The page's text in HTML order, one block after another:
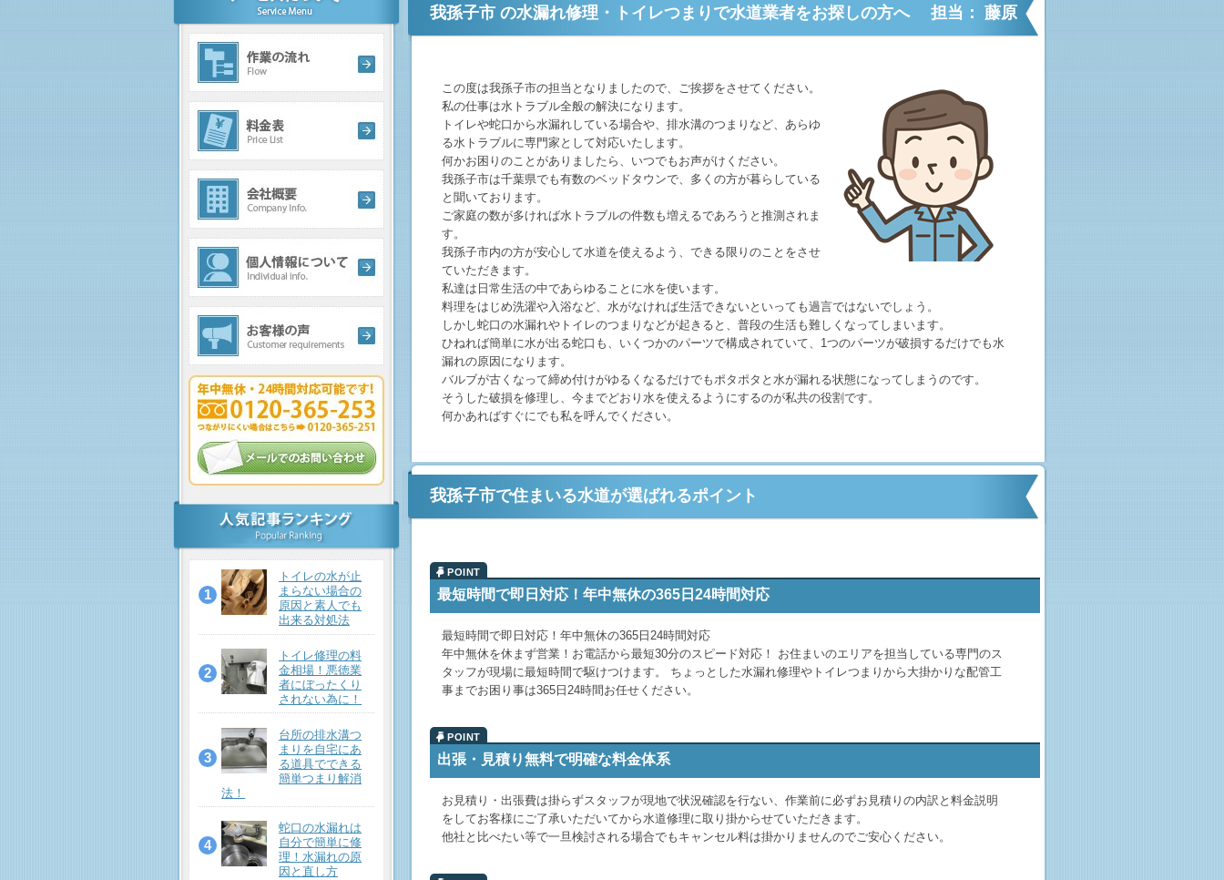
我孫子市 の水漏れ修理・トイレつまりで水道業者をお探しの方へ 担当： 藤原
この度は我孫子市の担当となりましたので、ご挨拶をさせてください。
私の仕事は水トラブル全般の解決になります。
トイレや蛇口から水漏れしている場合や、排水溝のつまりなど、あらゆ
る水トラブルに専門家として対応いたします。
何かお困りのことがありましたら、いつでもお声がけください。
我孫子市は千葉県でも有数のベッドタウンで、多くの方が暮らしている
と聞いております。
ご家庭の数が多ければ水トラブルの件数も増えるであろうと推測されま
す。
我孫子市内の方が安心して水道を使えるよう、できる限りのことをさせ
ていただきます。
私達は日常生活の中であらゆることに水を使います。
料理をはじめ洗濯や入浴など、水がなければ生活できないといっても過言ではないでしょう。
しかし蛇口の水漏れやトイレのつまりなどが起きると、普段の生活も難しくなってしまいます。
ひねれば簡単に水が出る蛇口も、いくつかのパーツで構成されていて、1つのパーツが破損するだけでも水
漏れの原因になります。
バルブが古くなって締め付けがゆるくなるだけでもポタポタと水が漏れる状態になってしまうのです。
そうした破損を修理し、今までどおり水を使えるようにするのが私共の役割です。
何かあればすぐにでも私を呼んでください。
我孫子市で住まいる水道が選ばれるポイント
最短時間で即日対応！年中無休の365日24時間対応
最短時間で即日対応！年中無休の365日24時間対応
年中無休を休まず営業！お電話から最短30分のスピード対応！ お住まいのエリアを担当している専門のス
タッフが現場に最短時間で駆けつけます。 ちょっとした水漏れ修理やトイレつまりから大掛かりな配管工
事までお困り事は365日24時間お任せください。
出張・見積り無料で明確な料金体系
お見積り・出張費は掛らずスタッフが現地で状況確認を行ない、作業前に必ずお見積りの内訳と料金説明
をしてお客様にご了承いただいてから水道修理に取り掛からせていただきます。
他社と比べたい等で一旦検討される場合でもキャンセル料は掛かりませんのでご安心ください。
トイレの水が止
まらない場合の
原因と素人でも
出来る対処法
トイレ修理の料
金相場！悪徳業
者にぼったくり
されない為に！
台所の排水溝つ
まりを自宅にあ
る道具でできる
簡単つまり解消
法！
蛇口の水漏れは
自分で簡単に修
理！水漏れの原
因と直し方